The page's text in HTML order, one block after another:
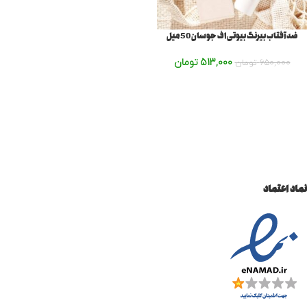
ضد آفتاب بیرنگ بیوتی اف جوسان 50میل
650,000 تومان 513,000 تومان
نماد اعتماد